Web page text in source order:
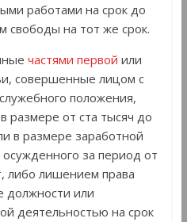
работами на срок до
свободы на тот же срок.
частями первой или
совершенные лицом с
положения,
размере от ста тысяч до
в размере заработной
за период от
либо лишением права
должности или
деятельностью на срок